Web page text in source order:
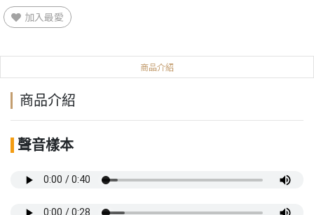
加入最愛
商品介紹
商品介紹
聲音樣本